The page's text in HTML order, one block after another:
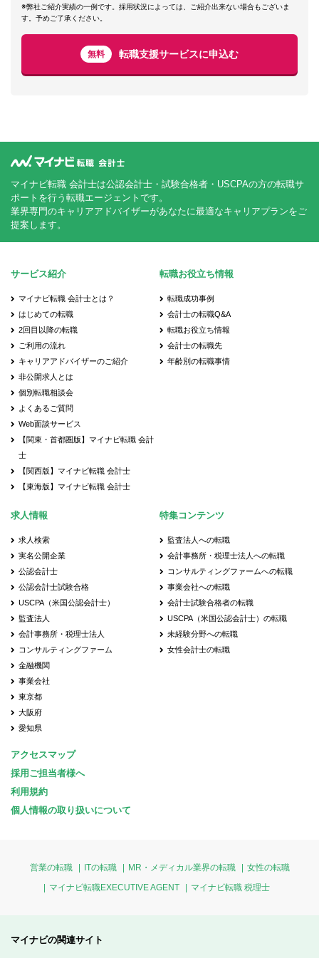
※弊社ご紹介実績の一例です。採用状況によっては、ご紹介出来ない場合もございま
す。予めご了承ください。
無料 転職支援サービスに申込む
マイナビ転職 会計士は公認会計士・試験合格者・USCPAの方の転職サ
ポートを行う転職エージェントです。
業界専門のキャリアアドバイザーがあなたに最適なキャリアプランをご
提案します。
サービス紹介
マイナビ転職 会計士とは？
はじめての転職
2回目以降の転職
ご利用の流れ
キャリアアドバイザーのご紹介
非公開求人とは
個別転職相談会
よくあるご質問
Web面談サービス
【関東・首都圏版】マイナビ転職 会計
士
【関西版】マイナビ転職 会計士
【東海版】マイナビ転職 会計士
転職お役立ち情報
転職成功事例
会計士の転職Q&A
転職お役立ち情報
会計士の転職先
年齢別の転職事情
求人情報
求人検索
実名公開企業
公認会計士
公認会計士試験合格
USCPA（米国公認会計士）
監査法人
会計事務所・税理士法人
コンサルティングファーム
金融機関
事業会社
東京都
大阪府
愛知県
特集コンテンツ
監査法人への転職
会計事務所・税理士法人への転職
コンサルティングファームへの転職
事業会社への転職
会計士試験合格者の転職
USCPA（米国公認会計士）の転職
未経験分野への転職
女性会計士の転職
アクセスマップ
採用ご担当者様へ
利用規約
個人情報の取り扱いについて
営業の転職 ITの転職 MR・メディカル業界の転職
女性の転職
マイナビ転職EXECUTIVE AGENT
マイナビ転職 税理士
マイナビの関連サイト